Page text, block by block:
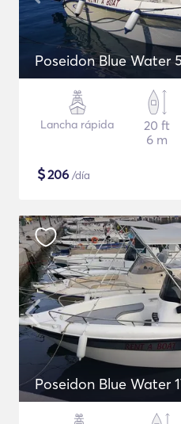
Poseidon Blue Water
Lancha rápida
20 ft
6 m
$206 /día
Poseidon Blue Water